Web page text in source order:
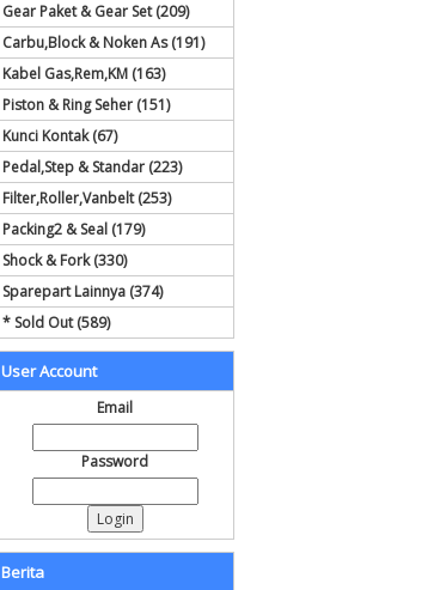
Gear Paket & Gear Set (209)
Carbu,Block & Noken As (191)
Kabel Gas,Rem,KM (163)
Piston & Ring Seher (151)
Kunci Kontak (67)
Pedal,Step & Standar (223)
Filter,Roller,Vanbelt (253)
Packing2 & Seal (179)
Shock & Fork (330)
Sparepart Lainnya (374)
* Sold Out (589)
User Account
Email
Password
Berita